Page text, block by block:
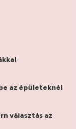
az épületeknél
választás az